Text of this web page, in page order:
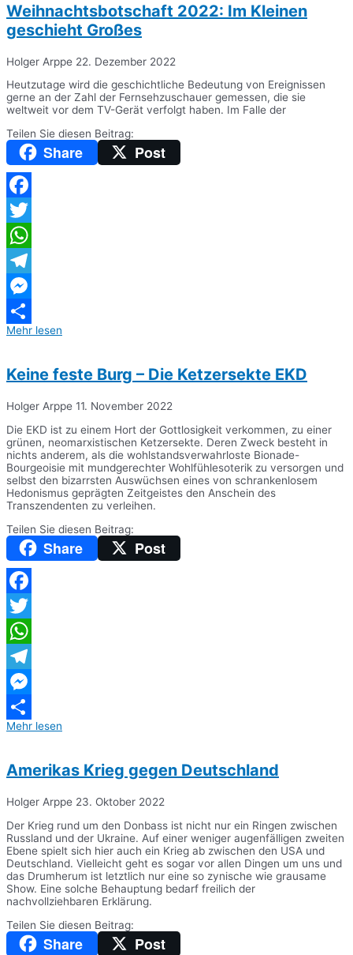
Weihnachtsbotschaft 2022: Im Kleinen
geschieht Großes
Holger Arppe 22. Dezember 2022
Heutzutage wird die geschichtliche Bedeutung von Ereignissen
gerne an der Zahl der Fernsehzuschauer gemessen, die sie
weltweit vor dem TV-Gerät verfolgt haben. Im Falle der
Teilen Sie diesen Beitrag:
Share Post
Facebook
Twitter
WhatsApp
Telegram
Messenger
Teilen
Mehr lesen
Keine feste Burg – Die Ketzersekte EKD
Holger Arppe 11. November 2022
Die EKD ist zu einem Hort der Gottlosigkeit verkommen, zu einer
grünen, neomarxistischen Ketzersekte. Deren Zweck besteht in
nichts anderem, als die wohlstandsverwahrloste Bionade-
Bourgeoisie mit mundgerechter Wohlfühlesoterik zu versorgen und
selbst den bizarrsten Auswüchsen eines von schrankenlosem
Hedonismus geprägten Zeitgeistes den Anschein des
Transzendenten zu verleihen.
Teilen Sie diesen Beitrag:
Share Post
Facebook
Twitter
WhatsApp
Telegram
Messenger
Teilen
Mehr lesen
Amerikas Krieg gegen Deutschland
Holger Arppe 23. Oktober 2022
Der Krieg rund um den Donbass ist nicht nur ein Ringen zwischen
Russland und der Ukraine. Auf einer weniger augenfälligen zweiten
Ebene spielt sich hier auch ein Krieg ab zwischen den USA und
Deutschland. Vielleicht geht es sogar vor allen Dingen um uns und
das Drumherum ist letztlich nur eine so zynische wie grausame
Show. Eine solche Behauptung bedarf freilich der
nachvollziehbaren Erklärung.
Teilen Sie diesen Beitrag:
Share Post